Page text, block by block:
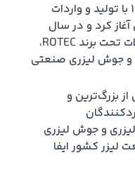
روتک فعالیت خود را از سال ۱۳۹۳ با تولید و واردات
کرد و در سال
۱۳۹۵ موفق شد با توسعه محصولات تحت برند ROTEC،
جوش لیزری صنعتی
از بزرگ‌ترین و
و جوش لیزری
لیزر کشور ایفا